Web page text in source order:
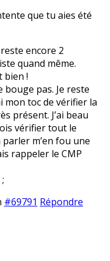
que tu aies été
encore 2
quand même.
bien !
bouge pas. Je reste
mon toc de vérifier la
présent. J’ai beau
vérifier tout le
m’en fou une
rappeler le CMP
#69791 Répondre